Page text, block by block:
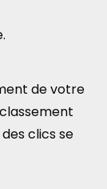
de votre
clics se